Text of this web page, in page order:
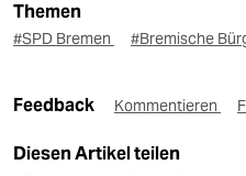
Themen
#SPD Bremen #Bremische
Feedback Kommentieren
Diesen Artikel teilen